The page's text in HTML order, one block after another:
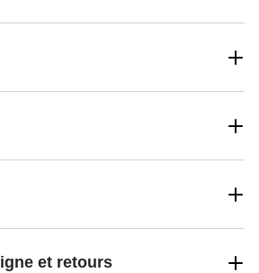
et retours